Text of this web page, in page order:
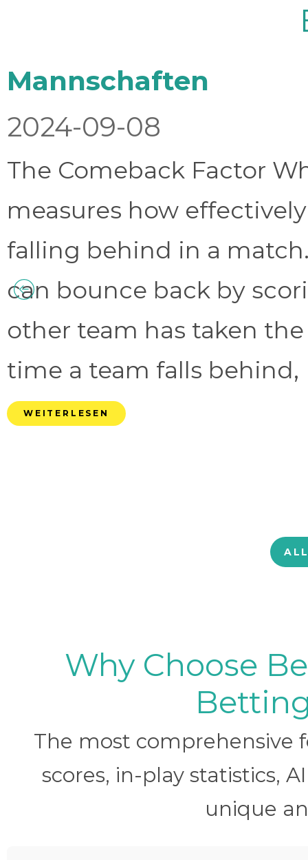
Mannschaften
2024-09-08
The Comeback Factor
measures how
falling behind in a
can bounce back by
other team has taken
time a team falls behind,
WEITERLESEN
Why Choose
The most
scores, in-play statistics,
unique